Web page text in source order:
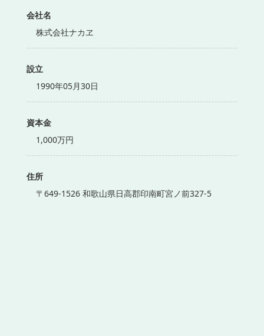
会社名
株式会社ナカヱ
設立
1990年05月30日
資本金
1,000万円
住所
〒649-1526 和歌山県日高郡印南町宮ノ前327-5